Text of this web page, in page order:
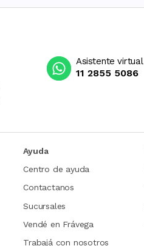
Asistente virtual
11 2855 5086
Ayuda
Centro de ayuda
Contactanos
Sucursales
Vendé en Frávega
Trabajá con nosotros